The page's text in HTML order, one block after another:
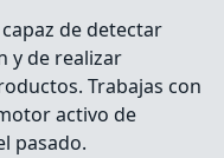
de detectar
y de realizar
Trabajas con
activo de
pasado.